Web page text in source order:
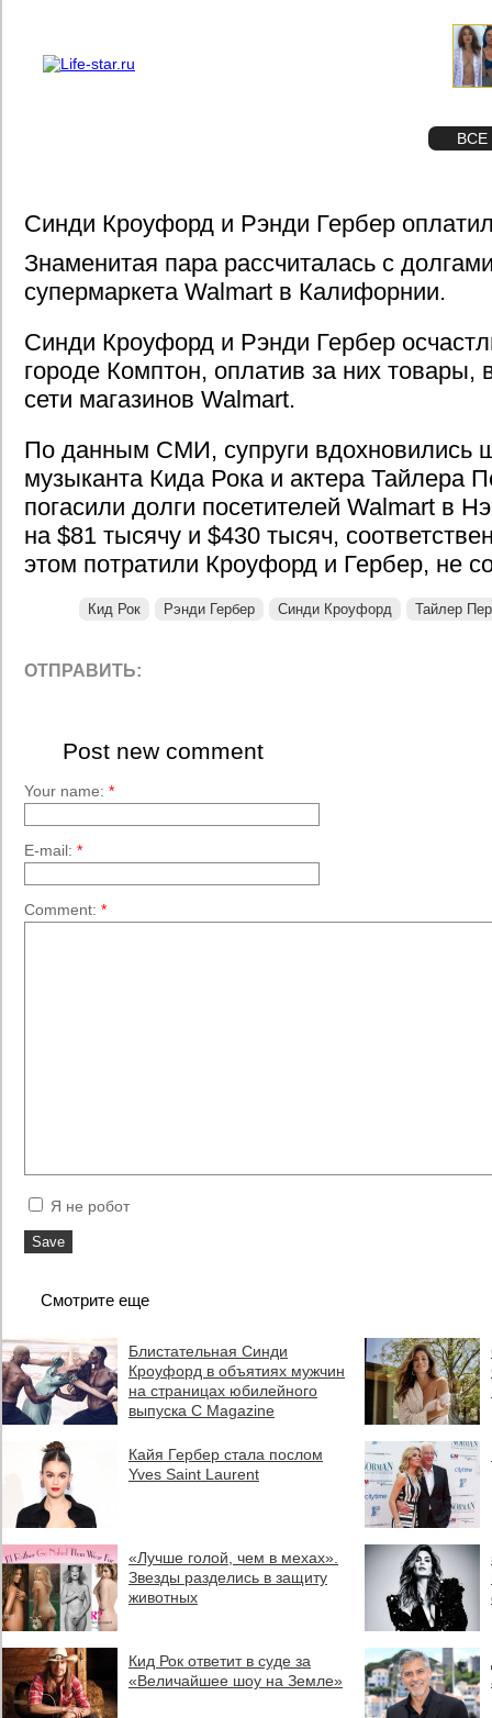
ВСЕ
Синди Кроуфорд и Рэнди Гербер
Знаменитая пара рассчиталась с
супермаркета Walmart в Калифорнии.
Синди Кроуфорд и Рэнди Гербер
городе Комптон, оплатив за них товары,
сети магазинов Walmart.
По данным СМИ, супруги вдохновились
музыканта Кида Рока и актера Тайлера
погасили долги посетителей Walmart в
на $81 тысячу и $430 тысяч,
этом потратили Кроуфорд и Гербер, не
Кид Рок Рэнди Гербер Синди Кроуфорд Тайлер
ОТПРАВИТЬ:
Post new comment
Your name: *
E-mail: *
Comment: *
Я не робот
Смотрите еще
Блистательная Синди
Кроуфорд в объятиях мужчин
на страницах юбилейного
выпуска C Magazine
Кайя Гербер стала послом
Yves Saint Laurent
«Лучше голой, чем в мехах».
Звезды разделись в защиту
животных
Кид Рок ответит в суде за
«Величайшее шоу на Земле»